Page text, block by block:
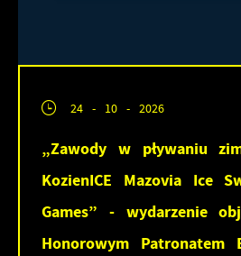
24 - 10 - 2026
„Zawody w pływaniu
KozienICE Mazovia Ice
Games” - wydarzenie
Honorowym Patronatem